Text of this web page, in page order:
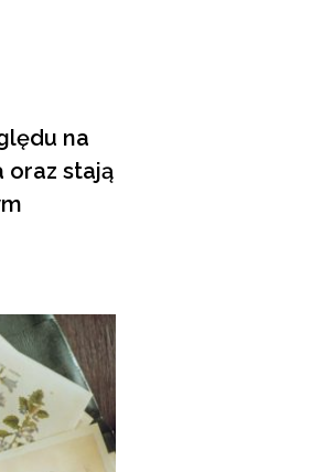
na
oraz stają